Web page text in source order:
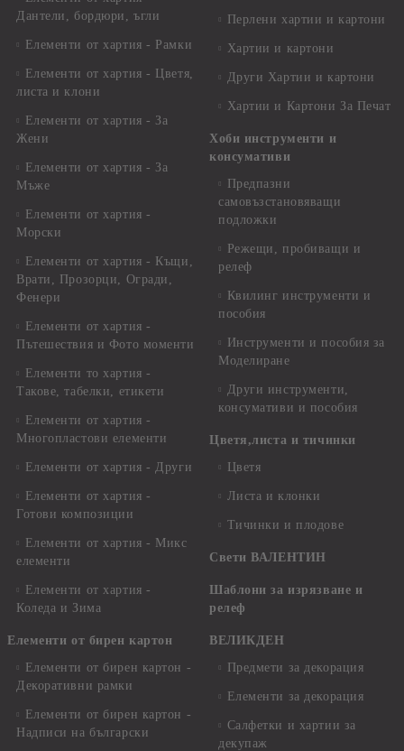
Дантели, бордюри, ъгли
Елементи от хартия - Рамки
Елементи от хартия - Цветя,
листа и клони
Елементи от хартия - За
Жени
Елементи от хартия - За
Мъже
Елементи от хартия -
Морски
Елементи от хартия - Къщи,
Врати, Прозорци, Огради,
Фенери
Елементи от хартия -
Пътешествия и Фото моменти
Елементи то хартия -
Такове, табелки, етикети
Елементи от хартия -
Многопластови елементи
Елементи от хартия - Други
Елементи от хартия -
Готови композиции
Елементи от хартия - Микс
елементи
Елементи от хартия -
Коледа и Зима
Елементи от бирен картон
Елементи от бирен картон -
Декоративни рамки
Елементи от бирен картон -
Надписи на български
Перлени хартии и картони
Хартии и картони
Други Хартии и картони
Хартии и Картони За Печат
Хоби инструменти и
консумативи
Предпазни
самовъзстановяващи
подложки
Режещи, пробиващи и
релеф
Квилинг инструменти и
пособия
Инструменти и пособия за
Моделиране
Други инструменти,
консумативи и пособия
Цветя,листа и тичинки
Цветя
Листа и клонки
Тичинки и плодове
Свети ВАЛЕНТИН
Шаблони за изрязване и
релеф
ВЕЛИКДЕН
Предмети за декорация
Елементи за декорация
Салфетки и хартии за
декупаж